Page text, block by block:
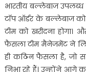
भारतीय बल्लेबाज
टॉप ऑर्डर के बल्लेबाज को
टीम को खरीदना
फैसला टीम मैनेजमेंट ने
ही कठिन फैसला है, जो
निभा रहे हैं। उन्होंने